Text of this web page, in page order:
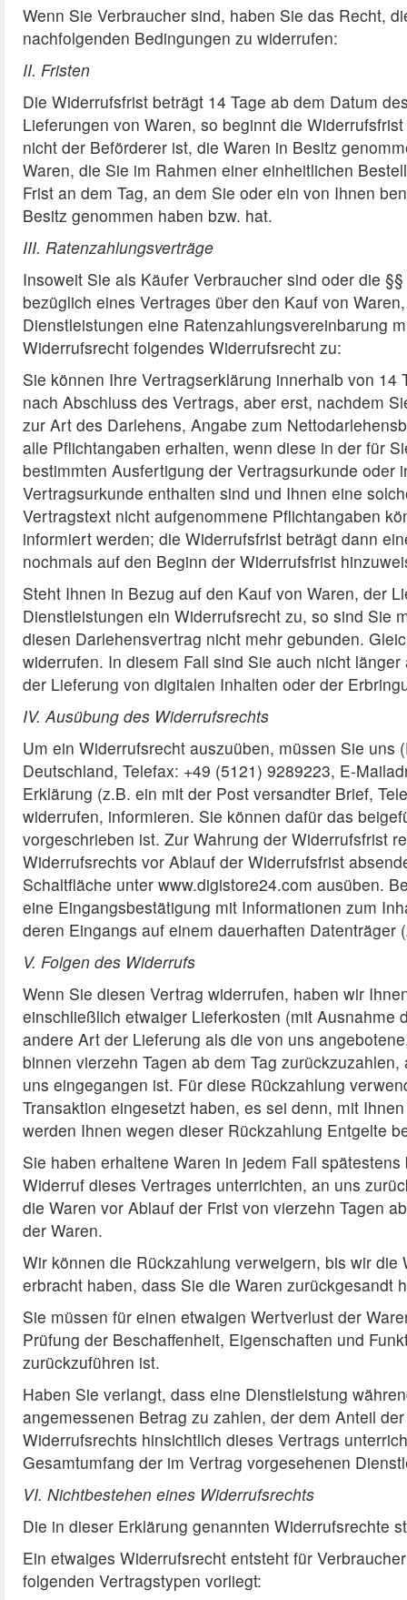
Wenn Sie Verbraucher sind, haben Sie das Recht,
nachfolgenden Bedingungen zu widerrufen:
II. Fristen
Die Widerrufsfrist beträgt 14 Tage ab dem Datum
Lieferungen von Waren, so beginnt die
nicht der Beförderer ist, die Waren in Besitz
Waren, die Sie im Rahmen einer einheitlichen
Frist an dem Tag, an dem Sie oder ein von Ihnen
Besitz genommen haben bzw. hat.
III. Ratenzahlungsverträge
Insoweit Sie als Käufer Verbraucher sind oder die
bezüglich eines Vertrages über den Kauf von
Dienstleistungen eine Ratenzahlungsvereinbarung
Widerrufsrecht folgendes Widerrufsrecht zu:
Sie können Ihre Vertragserklärung innerhalb von
nach Abschluss des Vertrags, aber erst, nachdem
zur Art des Darlehens, Angabe zum
alle Pflichtangaben erhalten, wenn diese in der für
bestimmten Ausfertigung der Vertragsurkunde
Vertragsurkunde enthalten sind und Ihnen eine
Vertragstext nicht aufgenommene Pflichtangaben
informiert werden; die Widerrufsfrist beträgt dann
nochmals auf den Beginn der Widerrufsfrist
Steht Ihnen in Bezug auf den Kauf von Waren, der
Dienstleistungen ein Widerrufsrecht zu, so sind Sie
diesen Darlehensvertrag nicht mehr gebunden.
widerrufen. In diesem Fall sind Sie auch nicht
der Lieferung von digitalen Inhalten oder der
IV. Ausübung des Widerrufsrechts
Um ein Widerrufsrecht auszuüben, müssen Sie
Deutschland, Telefax: +49 (5121) 9289223, E-
Erklärung (z.B. ein mit der Post versandter Brief,
widerrufen, informieren. Sie können dafür das
vorgeschrieben ist. Zur Wahrung der Widerrufsfrist
Widerrufsrechts vor Ablauf der Widerrufsfrist
Schaltfläche unter www.digistore24.com ausüben.
eine Eingangsbestätigung mit Informationen zum
deren Eingangs auf einem dauerhaften Datenträger
V. Folgen des Widerrufs
Wenn Sie diesen Vertrag widerrufen, haben wir
einschließlich etwaiger Lieferkosten (mit
andere Art der Lieferung als die von uns
binnen vierzehn Tagen ab dem Tag
uns eingegangen ist. Für diese Rückzahlung
Transaktion eingesetzt haben, es sei denn, mit
werden Ihnen wegen dieser Rückzahlung Entgelte
Sie haben erhaltene Waren in jedem Fall
Widerruf dieses Vertrages unterrichten, an uns
die Waren vor Ablauf der Frist von vierzehn Tagen
der Waren.
Wir können die Rückzahlung verweigern, bis wir
erbracht haben, dass Sie die Waren zurückgesandt
Sie müssen für einen etwaigen Wertverlust der
Prüfung der Beschaffenheit, Eigenschaften und
zurückzuführen ist.
Haben Sie verlangt, dass eine Dienstleistung
angemessenen Betrag zu zahlen, der dem Anteil
Widerrufsrechts hinsichtlich dieses Vertrags
Gesamtumfang der im Vertrag vorgesehenen
VI. Nichtbestehen eines Widerrufsrechts
Die in dieser Erklärung genannten Widerrufsrechte
Ein etwaiges Widerrufsrecht entsteht für
folgenden Vertragstypen vorliegt: